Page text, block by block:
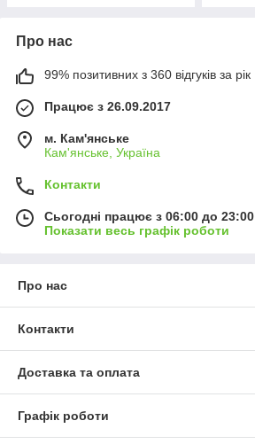
Про нас
99% позитивних з 360 відгуків за рік
Працює з 26.09.2017
м. Кам'янське
Кам'янське, Україна
Контакти
Сьогодні працює з 06:00 до 23:00
Показати весь графік роботи
Про нас
Контакти
Доставка та оплата
Графік роботи